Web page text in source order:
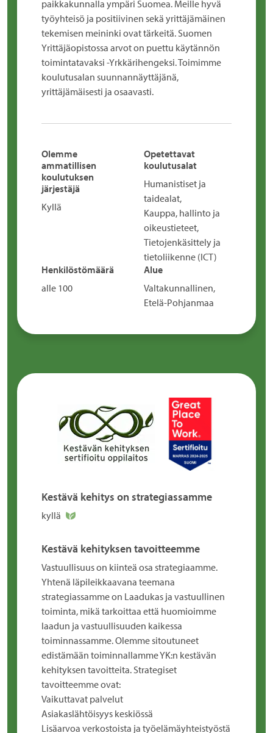
paikkakunnalla ympäri Suomea. Meille hyvä
työyhteisö ja positiivinen sekä yrittäjämäinen
tekemisen meininki ovat tärkeitä. Suomen
Yrittäjäopistossa arvot on puettu käytännön
toimintatavaksi -Yrkkärihengeksi. Toimimme
koulutusalan suunnannäyttäjänä,
yrittäjämäisesti ja osaavasti.
Olemme
ammatillisen
koulutuksen
järjestäjä
Kyllä
Opetettavat
koulutusalat
Humanistiset ja
taidealat,
Kauppa, hallinto ja
oikeustieteet,
Tietojenkäsittely ja
tietoliikenne (ICT)
Henkilöstömäärä
alle 100
Alue
Valtakunnallinen,
Etelä-Pohjanmaa
Kestävä kehitys on strategiassamme
kyllä
Kestävä kehityksen tavoitteemme
Vastuullisuus on kiinteä osa strategiaamme.
Yhtenä läpileikkaavana teemana
strategiassamme on Laadukas ja vastuullinen
toiminta, mikä tarkoittaa että huomioimme
laadun ja vastuullisuuden kaikessa
toiminnassamme. Olemme sitoutuneet
edistämään toiminnallamme YK:n kestävän
kehityksen tavoitteita. Strategiset
tavoitteemme ovat:
Vaikuttavat palvelut
Asiakaslähtöisyys keskiössä
Lisäarvoa verkostoista ja työelämäyhteistyöstä